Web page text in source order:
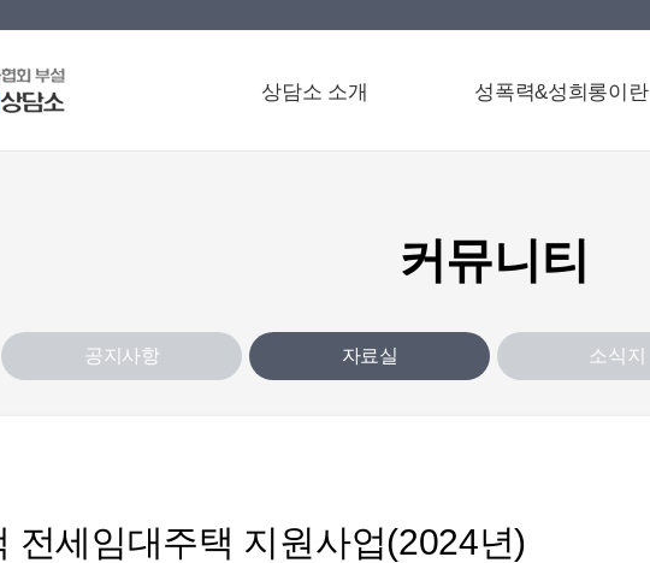
상담소 소개 성폭력&성희롱이란
커뮤니티
공지사항 자료실 소식지
전세임대주택 지원사업(2024년)